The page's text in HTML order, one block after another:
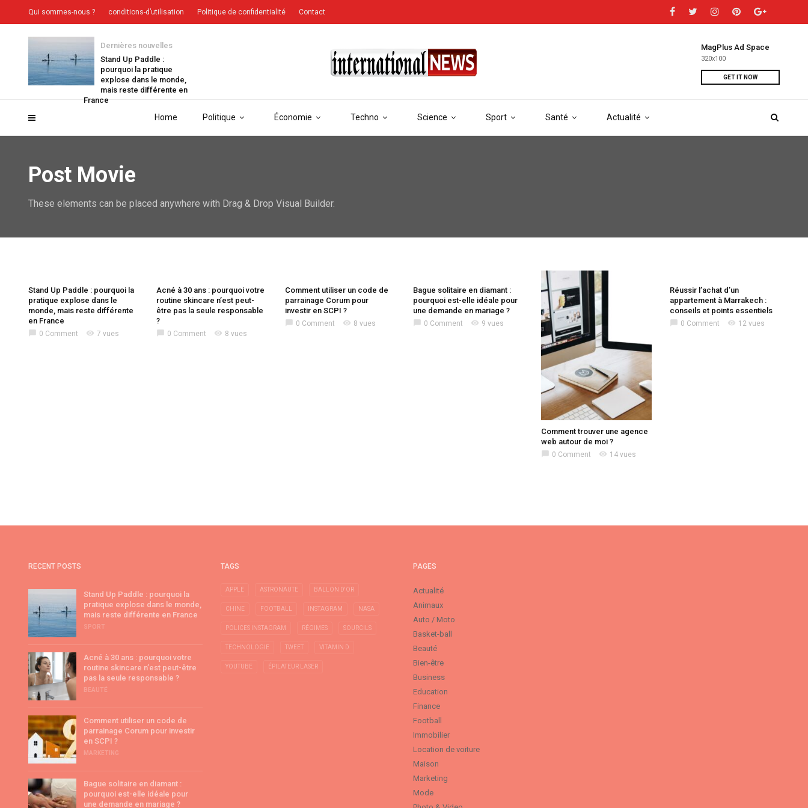
Home Politique Économie Techno Science Sport Santé Actualité
MagPlus Ad Space
320x100
GET IT NOW
Dernières nouvelles
Stand Up Paddle :
pourquoi la pratique
explose dans le monde,
mais reste différente en
France
Qui sommes-nous ? conditions-d’utilisation Politique de confidentialité Contact
Post Movie
These elements can be placed anywhere with Drag & Drop Visual Builder.
Stand Up Paddle : pourquoi la
pratique explose dans le
monde, mais reste différente
en France
chat_bubble 0 Comment visibility 7 vues
Acné à 30 ans : pourquoi votre
routine skincare n’est peut-
être pas la seule responsable
?
chat_bubble 0 Comment visibility 8 vues
Comment utiliser un code de
parrainage Corum pour
investir en SCPI ?
chat_bubble 0 Comment visibility 8 vues
Bague solitaire en diamant :
pourquoi est-elle idéale pour
une demande en mariage ?
chat_bubble 0 Comment visibility 9 vues
Comment trouver une agence
web autour de moi ?
0 Comment visibility 14 vues
Réussir l’achat d’un
appartement à Marrakech :
conseils et points essentiels
chat_bubble 0 Comment visibility 12 vues
RECENT POSTS
Stand Up Paddle : pourquoi la
pratique explose dans le monde,
mais reste différente en France
SPORT
Acné à 30 ans : pourquoi votre
routine skincare n’est peut-être
pas la seule responsable ?
BEAUTÉ
Comment utiliser un code de
parrainage Corum pour investir
en SCPI ?
MARKETING
Bague solitaire en diamant :
pourquoi est-elle idéale pour
une demande en mariage ?
TAGS
APPLE ASTRONAUTE BALLON D'OR
CHINE FOOTBALL INSTAGRAM NASA
POLICES INSTAGRAM RÉGIMES SOURCILS
TECHNOLOGIE TWEET VITAMIN D
YOUTUBE ÉPILATEUR LASER
PAGES
Actualité
Animaux
Auto / Moto
Basket-ball
Beauté
Bien-être
Business
Education
Finance
Football
Immobilier
Location de voiture
Maison
Marketing
Mode